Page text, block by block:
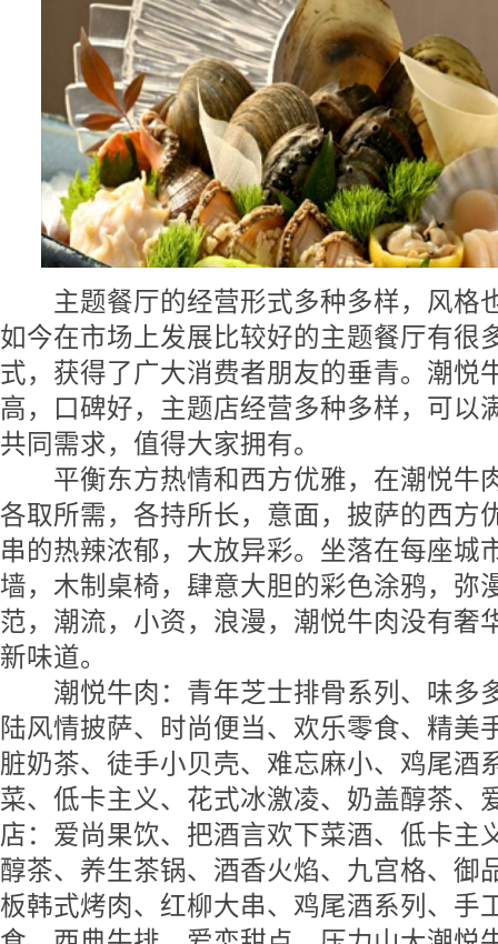
主题餐厅的经营形式多种多样，风格
如今在市场上发展比较好的主题餐厅有很
式，获得了广大消费者朋友的垂青。潮悦
高，口碑好，主题店经营多种多样，可以
共同需求，值得大家拥有。
平衡东方热情和西方优雅，在潮悦牛
各取所需，各持所长，意面，披萨的西方
串的热辣浓郁，大放异彩。坐落在每座城
墙，木制桌椅，肆意大胆的彩色涂鸦，弥
范，潮流，小资，浪漫，潮悦牛肉没有奢
新味道。
潮悦牛肉：青年芝士排骨系列、味多
陆风情披萨、时尚便当、欢乐零食、精美
脏奶茶、徒手小贝壳、难忘麻小、鸡尾酒
菜、低卡主义、花式冰激凌、奶盖醇茶、
店：爱尚果饮、把酒言欢下菜酒、低卡主
醇茶、养生茶锅、酒香火焰、九宫格、御
板韩式烤肉、红柳大串、鸡尾酒系列、手